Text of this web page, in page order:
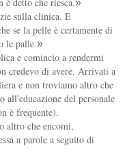
sulla clinica. E
se la pelle è certamente di
le palle.»
e comincio a rendermi
credevo di avere. Arrivati a
e non troviamo altro che
del personale
è frequente).
altro che encomi,
a parole a seguito di